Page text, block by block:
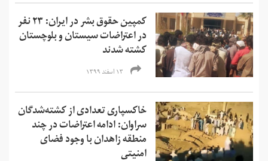
کمپین حقوق بشر در ایران: ۲۳ نفر
در اعتراضات سیستان و بلوچستان
کشته شدند
۱۳ اسفند ۱۳۹۹
خاکسپاری تعدادی از کشته‌شدگان
سراوان: ادامه اعتراضات در چند
منطقه زاهدان با وجود فضای
امنیتی